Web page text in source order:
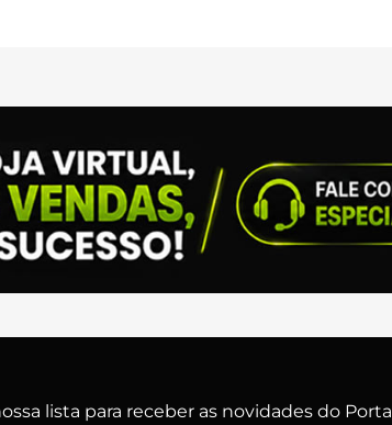
lista para receber as novidades do